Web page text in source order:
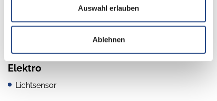
Auswahl erlauben
Ablehnen
Elektro
Lichtsensor